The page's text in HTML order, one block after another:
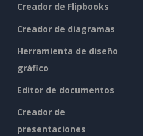
Creador de Flipbooks
Creador de diagramas
Herramienta de diseño
gráfico
Editor de documentos
Creador de
presentaciones